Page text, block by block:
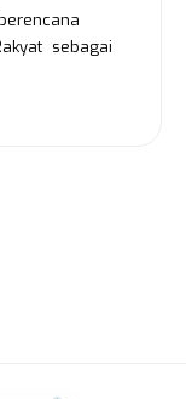
sebagai